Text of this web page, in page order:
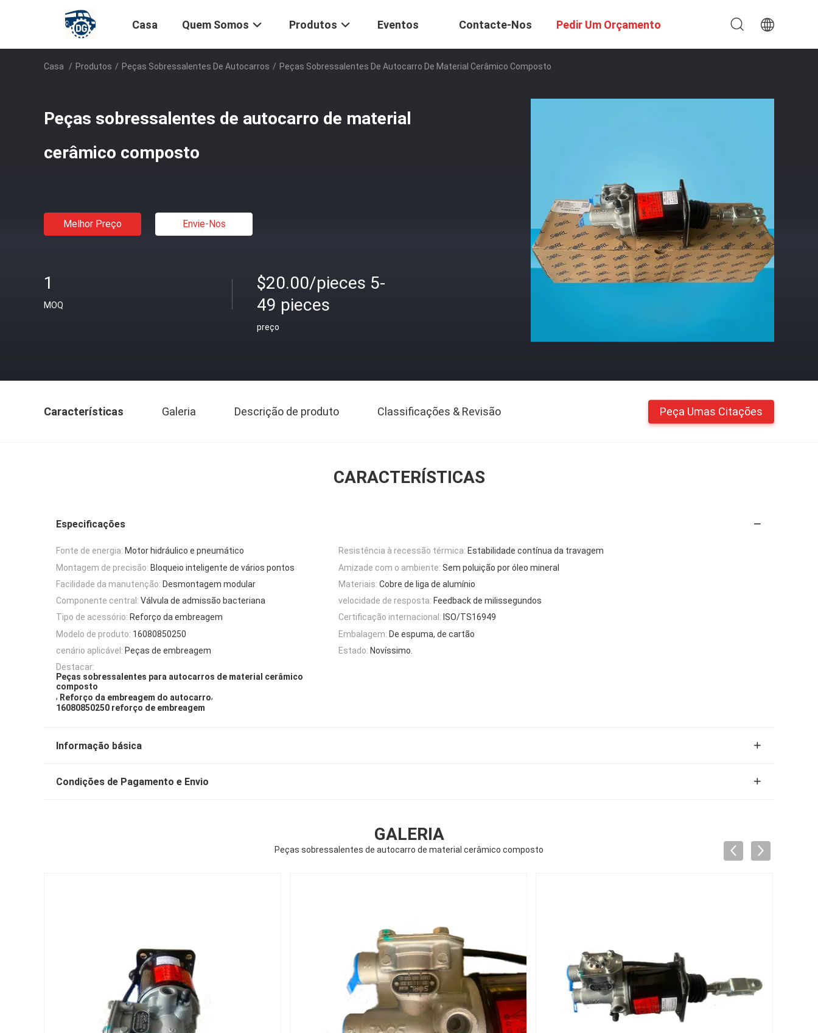
Casa Quem Somos Produtos Eventos Contacte-Nos Pedir Um Orçamento
Casa / Produtos / Peças Sobressalentes De Autocarros / Peças Sobressalentes De Autocarro De Material Cerâmico Composto
Peças sobressalentes de autocarro de material
cerâmico composto
Melhor Preço Envie-Nos
1
MOQ
$20.00/pieces 5-
49 pieces
preço
Características Galeria Descrição de produto Classificações & Revisão Peça Umas Citações
CARACTERÍSTICAS
Especificações
Fonte de energia: Motor hidráulico e pneumático Resistência à recessão térmica: Estabilidade contínua da travagem
Montagem de precisão: Bloqueio inteligente de vários pontos Amizade com o ambiente: Sem poluição por óleo mineral
Facilidade da manutenção: Desmontagem modular Materiais: Cobre de liga de alumínio
Componente central: Válvula de admissão bacteriana velocidade de resposta: Feedback de milissegundos
Tipo de acessório: Reforço da embreagem Certificação internacional: ISO/TS16949
Modelo de produto: 16080850250 Embalagem: De espuma, de cartão
cenário aplicável: Peças de embreagem Estado: Novíssimo.
Destacar:
Peças sobressalentes para autocarros de material cerâmico
composto
, Reforço da embreagem do autocarro,
16080850250 reforço de embreagem
Informação básica
Condições de Pagamento e Envio
GALERIA
Peças sobressalentes de autocarro de material cerâmico composto